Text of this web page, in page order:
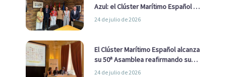
Azul: el Clúster Marítimo Español y
la Real Liga Naval avanzan alianzas
24 de julio de 2026
El Clúster Marítimo Español alcanza
su 50ª Asamblea reafirmando su
liderazgo en la Economía Azul
24 de julio de 2026